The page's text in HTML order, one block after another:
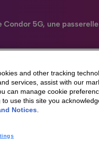
Condor 5G, une
HomeSight
sommes-nous
&
investisseurs
and other tracking
services, assist with our
can manage cookie
to use this site you
Notices.